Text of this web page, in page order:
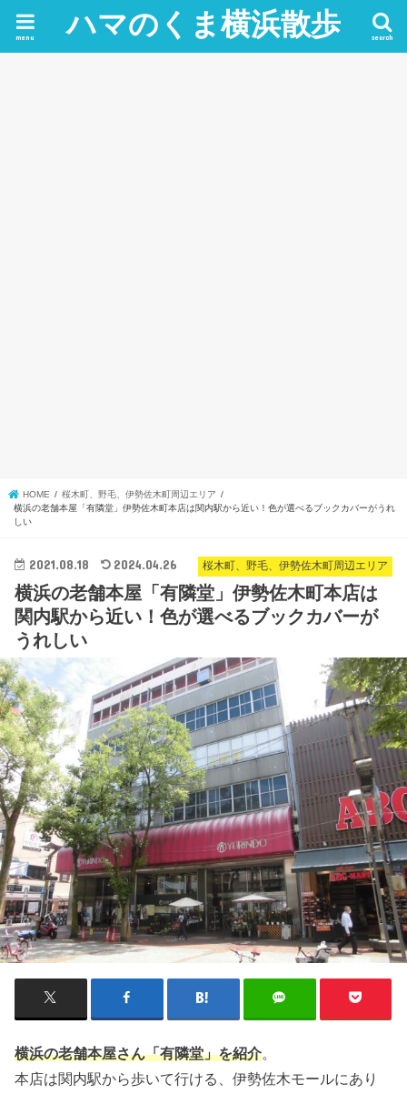
ハマのくま横浜散歩 search
menu
HOME
桜木町、野毛、伊勢佐木町周辺エリア
横浜の老舗本屋「有隣堂」伊勢佐木町本店は関内駅から近い！色が選べるブックカバーがうれ
しい
桜木町、野毛、伊勢佐木町周辺エリア
2021.08.18 2024.04.26
横浜の老舗本屋「有隣堂」伊勢佐木町本店は
関内駅から近い！色が選べるブックカバーが
うれしい
横浜の老舗本屋さん「有隣堂」を紹介
本店は関内駅から歩いて行ける、伊勢佐木モールにあり